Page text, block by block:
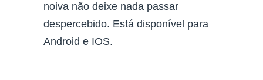
noiva não deixe nada passar
despercebido. Está disponível para
Android e IOS.